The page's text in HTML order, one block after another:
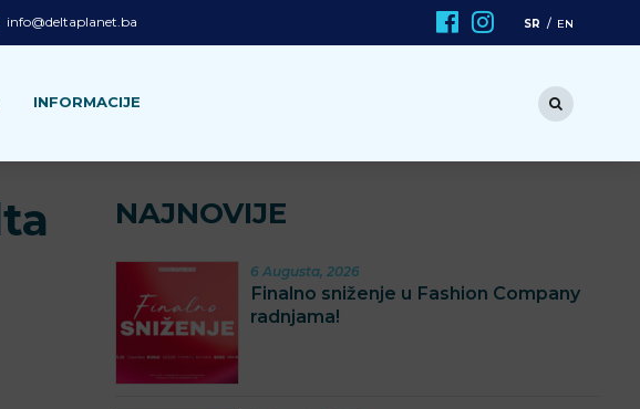
info@deltaplanet.ba SR EN
INFORMACIJE
NAJNOVIJE
6 Augusta, 2026
Finalno sniženje u Fashion Company
radnjama!